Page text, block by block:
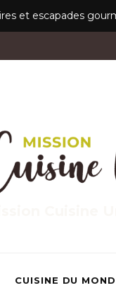
et escapades
CUISINE DU